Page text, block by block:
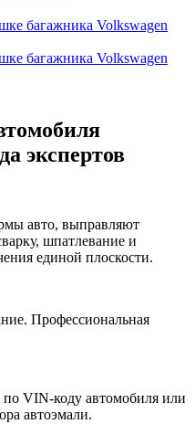
экспертов
авто, выправляют
шпатлевание и
единой плоскости.
Профессиональная
VIN-коду автомобиля или
автоэмали.